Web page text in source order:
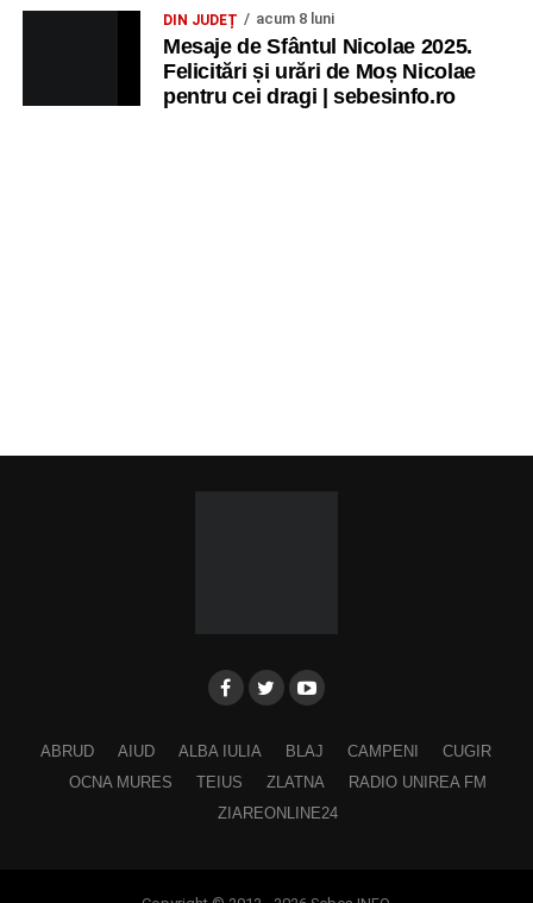
DIN JUDEȚ acum 8 luni
Mesaje de Sfântul Nicolae 2025.
Felicitări și urări de Moș Nicolae
pentru cei dragi | sebesinfo.ro
ABRUD AIUD ALBA IULIA BLAJ CAMPENI
CUGIR
OCNA MURES
TEIUS ZLATNA
RADIO UNIREA FM
ZIAREONLINE24